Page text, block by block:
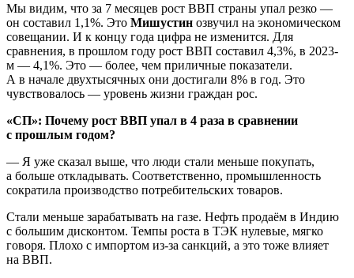
Мы видим, что за 7 месяцев рост ВВП страны упал резко —
он составил 1,1%. Это Мишустин озвучил на экономическом
совещании. И к концу года цифра не изменится. Для
сравнения, в прошлом году рост ВВП составил 4,3%, в 2023-
м — 4,1%. Это — более, чем приличные показатели.
А в начале двухтысячных они достигали 8% в год. Это
чувствовалось — уровень жизни граждан рос.
«СП»: Почему рост ВВП упал в 4 раза в сравнении
с прошлым годом?
— Я уже сказал выше, что люди стали меньше покупать,
а больше откладывать. Соответственно, промышленность
сократила производство потребительских товаров.
Стали меньше зарабатывать на газе. Нефть продаём в Индию
с большим дисконтом. Темпы роста в ТЭК нулевые, мягко
говоря. Плохо с импортом из-за санкций, а это тоже влияет
на ВВП.